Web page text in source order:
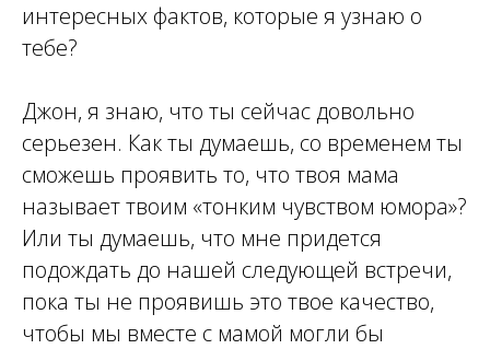
интересных фактов, которые я узнаю о
тебе?
Джон, я знаю, что ты сейчас довольно
серьезен. Как ты думаешь, со временем ты
сможешь проявить то, что твоя мама
называет твоим «тонким чувством юмора»?
Или ты думаешь, что мне придется
подождать до нашей следующей встречи,
пока ты не проявишь это твое качество,
чтобы мы вместе с мамой могли бы